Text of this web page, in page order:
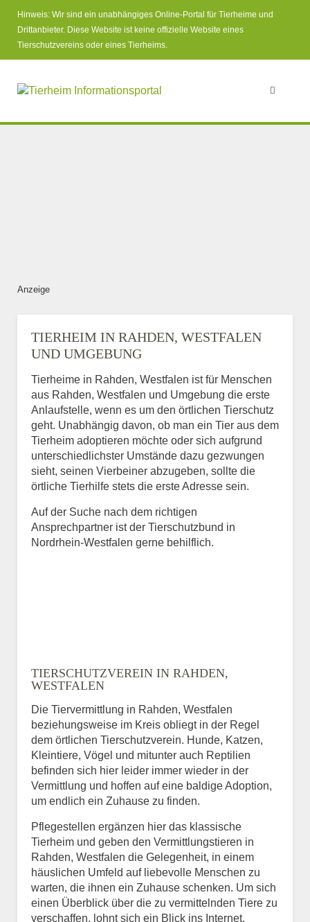
Hinweis: Wir sind ein unabhängiges Online-Portal für Tierheime und
Drittanbieter. Diese Website ist keine offizielle Website eines
Tierschutzvereins oder eines Tierheims.
Anzeige
TIERHEIM IN RAHDEN, WESTFALEN
UND UMGEBUNG
Tierheime in Rahden, Westfalen ist für Menschen
aus Rahden, Westfalen und Umgebung die erste
Anlaufstelle, wenn es um den örtlichen Tierschutz
geht. Unabhängig davon, ob man ein Tier aus dem
Tierheim adoptieren möchte oder sich aufgrund
unterschiedlichster Umstände dazu gezwungen
sieht, seinen Vierbeiner abzugeben, sollte die
örtliche Tierhilfe stets die erste Adresse sein.
Auf der Suche nach dem richtigen
Ansprechpartner ist der Tierschutzbund in
Nordrhein-Westfalen gerne behilflich.
TIERSCHUTZVEREIN IN RAHDEN,
WESTFALEN
Die Tiervermittlung in Rahden, Westfalen
beziehungsweise im Kreis obliegt in der Regel
dem örtlichen Tierschutzverein. Hunde, Katzen,
Kleintiere, Vögel und mitunter auch Reptilien
befinden sich hier leider immer wieder in der
Vermittlung und hoffen auf eine baldige Adoption,
um endlich ein Zuhause zu finden.
Pflegestellen ergänzen hier das klassische
Tierheim und geben den Vermittlungstieren in
Rahden, Westfalen die Gelegenheit, in einem
häuslichen Umfeld auf liebevolle Menschen zu
warten, die ihnen ein Zuhause schenken. Um sich
einen Überblick über die zu vermittelnden Tiere zu
verschaffen, lohnt sich ein Blick ins Internet.